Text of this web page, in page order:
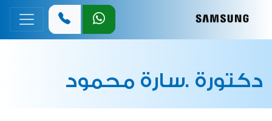
دكتورة .سارة محمود